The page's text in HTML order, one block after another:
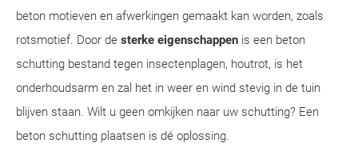
beton motieven en afwerkingen gemaakt kan worden, zoals
rotsmotief. Door de sterke eigenschappen is een beton
schutting bestand tegen insectenplagen, houtrot, is het
onderhoudsarm en zal het in weer en wind stevig in de tuin
blijven staan. Wilt u geen omkijken naar uw schutting? Een
beton schutting plaatsen is dé oplossing.